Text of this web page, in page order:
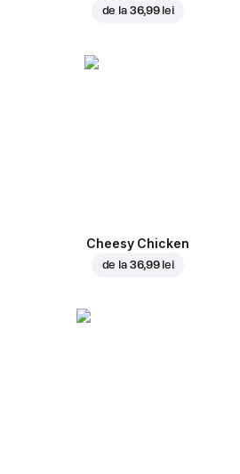
de la 36,99 lei
Cheesy Chicken
de la 36,99 lei